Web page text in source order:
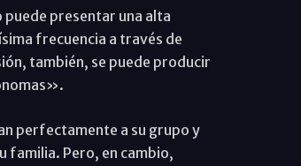
puede presentar una alta
frecuencia a través de
también, se puede producir
perfectamente a su grupo y
familia. Pero, en cambio,